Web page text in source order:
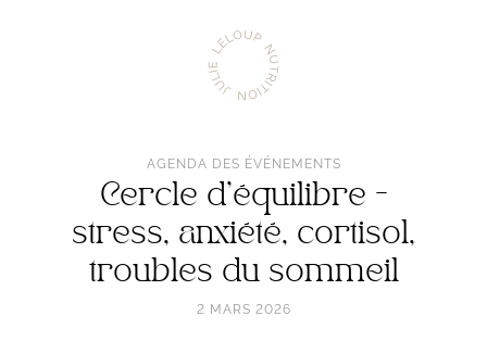
Aller
l'accueil
Julie
Leloup
Nutrition
Cercle d'équilibre -
stress, anxiété, cortisol,
troubles du sommeil
AGENDA DES ÉVÉNEMENTS
2 MARS 2026